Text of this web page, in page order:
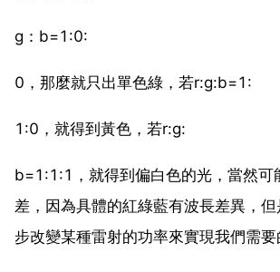
g：b=1:0:
0，那麼就只出單色綠，若r:g:b=1:
1:0，就得到黃色，若r:g:
b=1:1:1，就得到偏白色的光，當然可
差，因為具體的紅綠藍有波長差異，
步改變某種雷射的功率來實現我們需要